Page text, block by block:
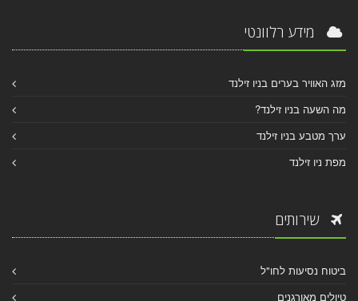
מידע רלוונטי
מזג האוויר בערים בניו זילנד
מה השעה בניו זילנד?
ערך מטבע בניו זילנד
מפת ניו זילנד
שירותים
ביטוח נסיעות לחו"ל
טיולים מאורגנים